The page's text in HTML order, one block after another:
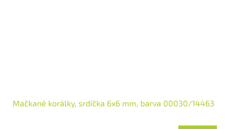
Mačkané korálky, srdíčka 6x6 mm, barva 00030/14463